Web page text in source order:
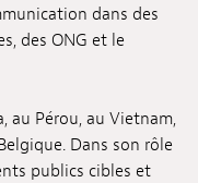
dans des
des ONG et le
au Pérou, au Vietnam,
Dans son rôle
publics cibles et